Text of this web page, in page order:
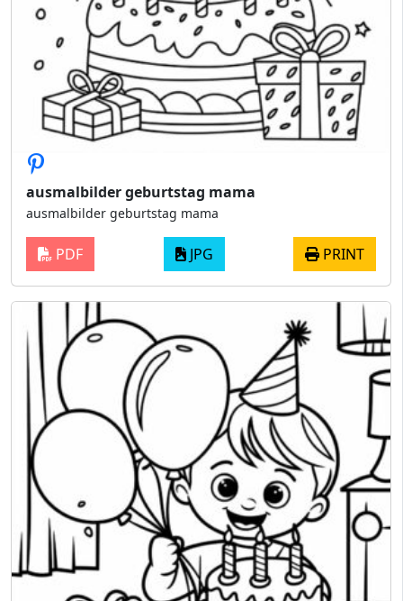
ausmalbilder geburtstag mama
ausmalbilder geburtstag mama
PDF JPG PRINT